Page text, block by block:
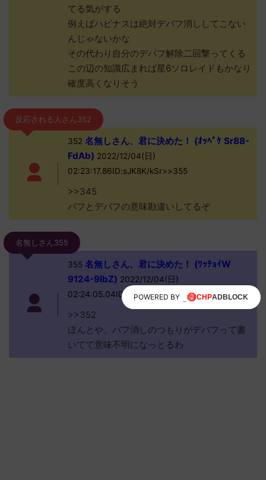
てる気がする
例えばハピナスは絶対デバフ消ししてこない
んじゃないかな
その代わり自分のデバフ解除二回撃ってくる
この辺の知識広まれば星6ソロレイドもかなり
確度高くなりそう
反応される人さん352
352 名無しさん、君に決めた！ (ｵｯﾍﾟｹ Sr88-
FdAb) 2022/12/04(日)
02:23:17.86ID:sJK8K/kSr>>355
>>345
バフとデバフの意味勘違いしてるぞ
名無しさん355
355名無しさん、君に決めた！ (ﾜｯﾁｮｲW
9124-9IbZ) 2022/12/04(日)
02:24:05.04ID:NIKXL/2Q0
>>352
ほんとや、バフ消しのつもりがデバフって書
いてて意味不明になっとるわ
POWERED BY